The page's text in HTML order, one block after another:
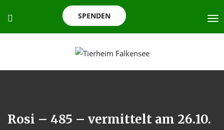
SPENDEN
Rosi – 485 – vermittelt am 26.10.